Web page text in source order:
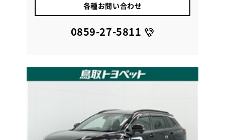
各種お問い合わせ
0859-27-5811